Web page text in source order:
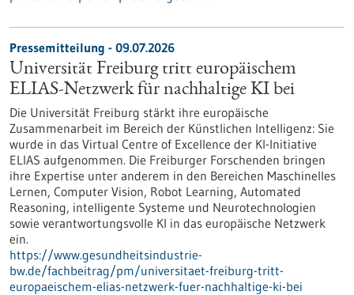
Pressemitteilung - 09.07.2026
Universität Freiburg tritt europäischem
ELIAS-Netzwerk für nachhaltige KI bei
Die Universität Freiburg stärkt ihre europäische
Zusammenarbeit im Bereich der Künstlichen Intelligenz: Sie
wurde in das Virtual Centre of Excellence der KI-Initiative
ELIAS aufgenommen. Die Freiburger Forschenden bringen
ihre Expertise unter anderem in den Bereichen Maschinelles
Lernen, Computer Vision, Robot Learning, Automated
Reasoning, intelligente Systeme und Neurotechnologien
sowie verantwortungsvolle KI in das europäische Netzwerk
ein.
https://www.gesundheitsindustrie-
bw.de/fachbeitrag/pm/universitaet-freiburg-tritt-
europaeischem-elias-netzwerk-fuer-nachhaltige-ki-bei